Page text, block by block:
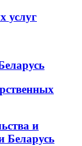
услуг
и
Беларусь